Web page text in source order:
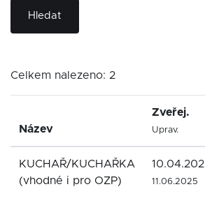
Hledat
Celkem nalezeno: 2
Název
Zveřej.
Uprav.
KUCHAŘ/KUCHAŘKA
(vhodné i pro OZP)
11.06.2025